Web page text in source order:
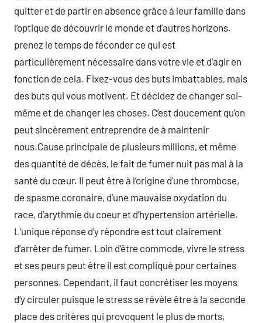
quitter et de partir en absence grâce à leur famille dans
l’optique de découvrir le monde et d’autres horizons.
prenez le temps de féconder ce qui est
particulièrement nécessaire dans votre vie et d’agir en
fonction de cela. Fixez-vous des buts imbattables, mais
des buts qui vous motivent. Et décidez de changer soi-
même et de changer les choses. C’est doucement qu’on
peut sincèrement entreprendre de à maintenir
nous.Cause principale de plusieurs millions, et même
des quantité de décès, le fait de fumer nuit pas mal à la
santé du cœur. Il peut être à l’origine d’une thrombose,
de spasme coronaire, d’une mauvaise oxydation du
race, d’arythmie du coeur et d’hypertension artérielle.
L’unique réponse d’y répondre est tout clairement
d’arrêter de fumer. Loin d’être commode, vivre le stress
et ses peurs peut être il est compliqué pour certaines
personnes. Cependant, il faut concrétiser les moyens
d’y circuler puisque le stress se révèle être à la seconde
place des critères qui provoquent le plus de morts,